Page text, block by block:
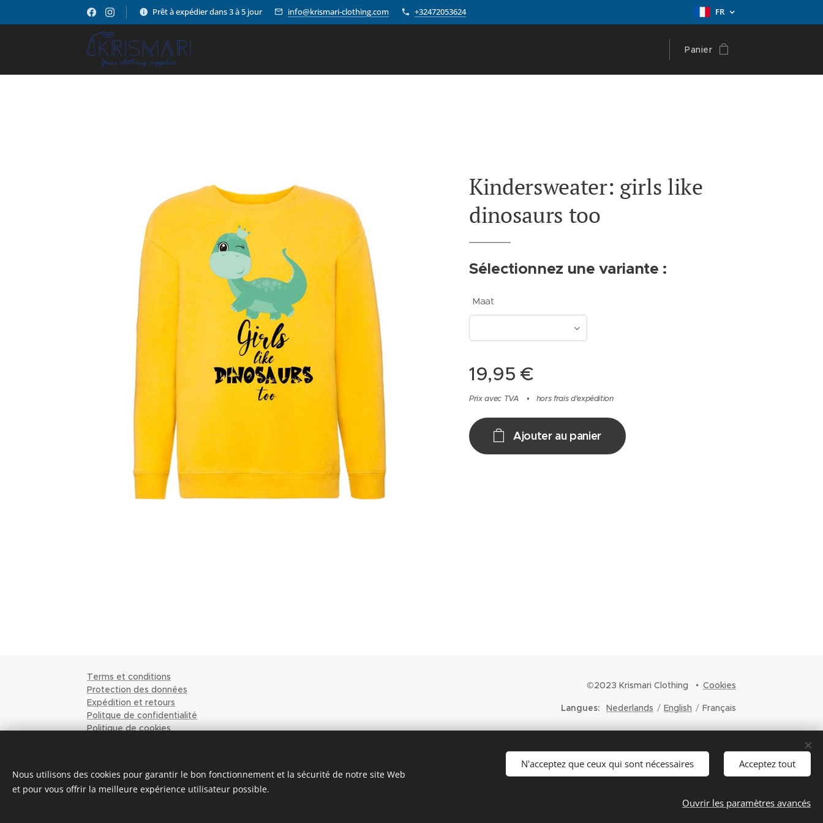
Prêt à expédier dans 3 à 5 jour info@krismari-clothing.com +32472053624 FR
Panier
Kindersweater: girls like
dinosaurs too
Sélectionnez une variante :
Maat
19,95 €
Prix avec TVA hors frais d'expédition
Ajouter au panier
Terms et conditions
Protection des données
Expédition et retours
Politque de confidentialité
Politique de cookies
À propos de nous
©2023 Krismari Clothing Cookies
Langues Nederlands English Français
Nous utilisons des cookies pour garantir le bon fonctionnement et la sécurité de notre site Web
et pour vous offrir la meilleure expérience utilisateur possible.
N'acceptez que ceux qui sont nécessaires Acceptez tout
Ouvrir les paramètres avancés